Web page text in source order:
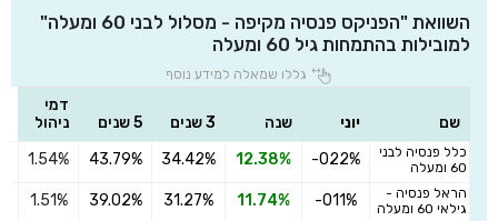
השוואת "הפניקס פנסיה מקיפה - מסלול לבני 60 ומעלה"
למובילות בהתמחות גיל 60 ומעלה
גללו שמאלה למידע נוסף
שם יוני שנה 3 שנים 5 שנים
דמי
ניהול
כלל פנסיה לבני
60 ומעלה
-022%
12.38%
34.42%
43.79%
1.54%
הראל פנסיה -
גילאי 60 ומעלה
-011%
11.74%
31.27%
39.02%
1.51%